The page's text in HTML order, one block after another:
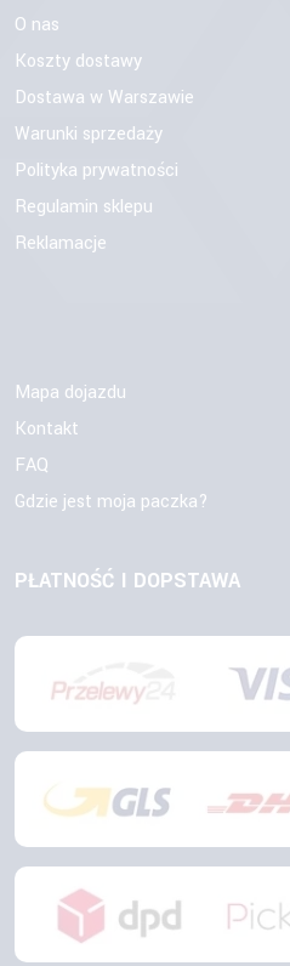
O nas
Koszty dostawy
Dostawa w Warszawie
Warunki sprzedaży
Polityka prywatności
Regulamin sklepu
Reklamacje
Mapa dojazdu
Kontakt
FAQ
Gdzie jest moja paczka?
PŁATNOŚĆ I DOPSTAWA